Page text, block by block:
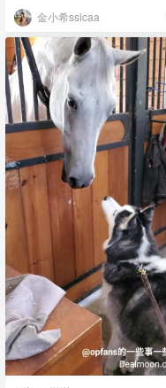
金小希ssicaa